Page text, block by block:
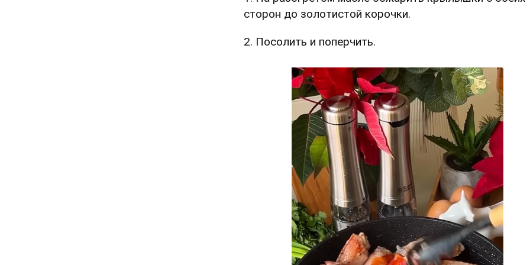
сторон до золотистой корочки.
2. Посолить и поперчить.